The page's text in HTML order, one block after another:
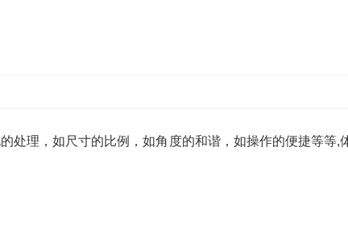
理，如尺寸的比例，如角度的和谐，如操作的便捷等等,